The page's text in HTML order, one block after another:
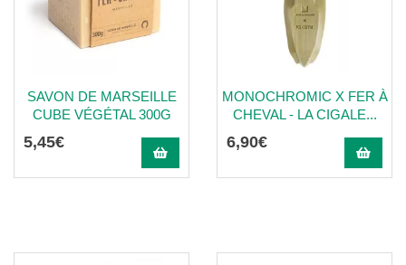
SAVON DE MARSEILLE
CUBE VÉGÉTAL 300G
5,45€
MONOCHROMIC X FER À
CHEVAL - LA CIGALE...
6,90€